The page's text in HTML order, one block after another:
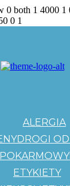
0 both 1 4000 1
0 1
ALERGIA
DROGI
ETYKIETY